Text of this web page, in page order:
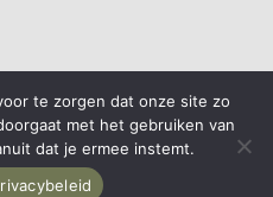
30 reviews)
te zorgen dat onze site zo
met het gebruiken van
dat je ermee instemt.